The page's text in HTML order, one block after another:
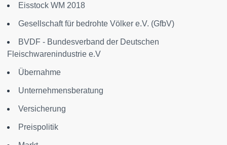
Eisstock WM 2018
Gesellschaft für bedrohte Völker e.V. (GfbV)
BVDF - Bundesverband der Deutschen
Fleischwarenindustrie e.V
Übernahme
Unternehmensberatung
Versicherung
Preispolitik